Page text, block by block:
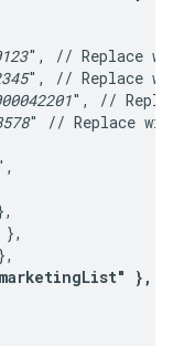
", // Replace
", // Replace
", //
" // Replace
},